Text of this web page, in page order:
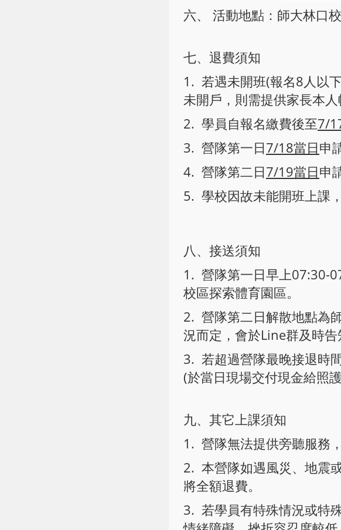
六、 活動地點：師大林口
七、退費須知
1. 若遇未開班(報名8人以
未開戶，則需提供家長本人
2. 學員自報名繳費後至7/
3. 營隊第一日7/18當日申
4. 營隊第二日7/19當日申
5. 學校因故未能開班上課
八、接送須知
1. 營隊第一日早上07:30-
校區探索體育園區。
2. 營隊第二日解散地點為
況而定，會於Line群及時告
3. 若超過營隊最晚接退時
(於當日現場交付現金給照護
九、其它上課須知
1. 營隊無法提供旁聽服務
2. 本營隊如遇風災、地震
將全額退費。
3. 若學員有特殊情況或特